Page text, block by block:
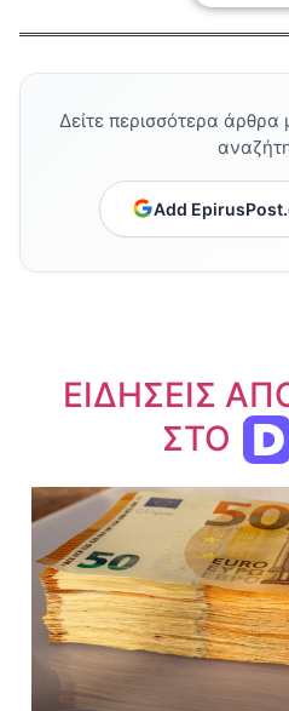
Δείτε περισσότερα
Add
ΕΙΔΗΣΕΙΣ
ΣΤΟ